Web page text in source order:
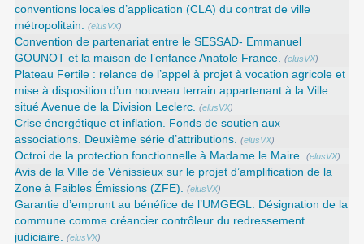
conventions locales d’application (CLA) du contrat de ville
métropolitain.
(elusVX)
Convention de partenariat entre le SESSAD- Emmanuel
GOUNOT et la maison de l’enfance Anatole France.
(elusVX)
Plateau Fertile : relance de l’appel à projet à vocation agricole et
mise à disposition d’un nouveau terrain appartenant à la Ville
situé Avenue de la Division Leclerc.
(elusVX)
Crise énergétique et inflation. Fonds de soutien aux
associations. Deuxième série d’attributions.
(elusVX)
Octroi de la protection fonctionnelle à Madame le Maire. (elusVX)
Avis de la Ville de Vénissieux sur le projet d’amplification de la
Zone à Faibles Émissions (ZFE).
(elusVX)
Garantie d’emprunt au bénéfice de l’UMGEGL. Désignation de la
commune comme créancier contrôleur du redressement
judiciaire.
(elusVX)